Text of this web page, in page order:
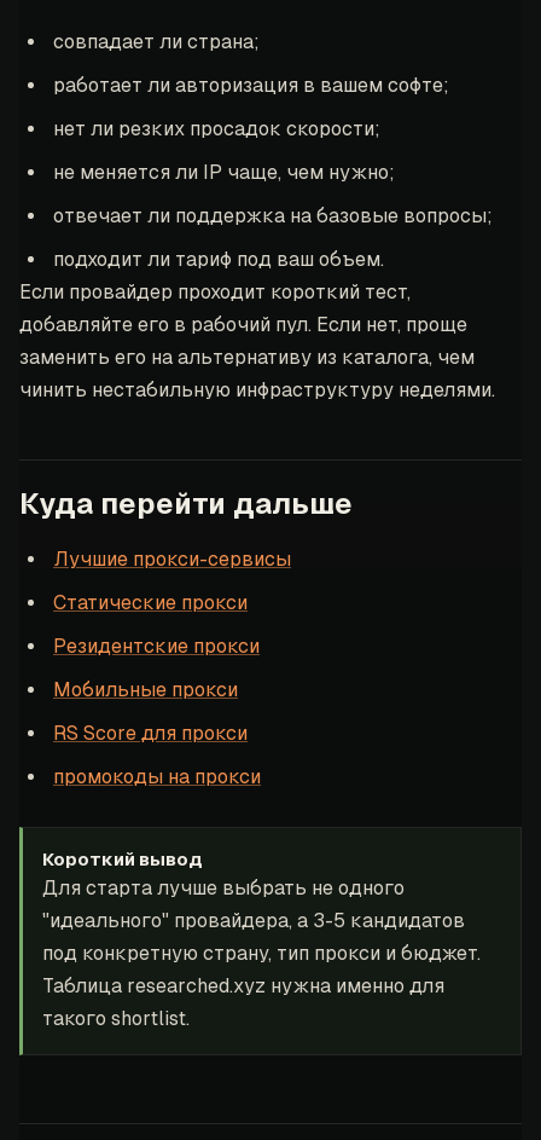
совпадает ли страна;
работает ли авторизация в вашем софте;
нет ли резких просадок скорости;
не меняется ли IP чаще, чем нужно;
отвечает ли поддержка на базовые вопросы;
подходит ли тариф под ваш объем.
Если провайдер проходит короткий тест,
добавляйте его в рабочий пул. Если нет, проще
заменить его на альтернативу из каталога, чем
чинить нестабильную инфраструктуру неделями.
Куда перейти дальше
Лучшие прокси-сервисы
Статические прокси
Резидентские прокси
Мобильные прокси
RS Score для прокси
промокоды на прокси
Короткий вывод
Для старта лучше выбрать не одного
"идеального" провайдера, а 3-5 кандидатов
под конкретную страну, тип прокси и бюджет.
Таблица researched.xyz нужна именно для
такого shortlist.